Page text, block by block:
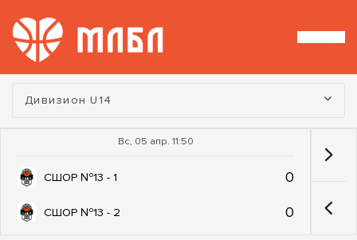
Турнир:
Дивизион U14
Вс, 05 апр. 11:50
СШОР №13 - 1 0
СШОР №13 - 2 0